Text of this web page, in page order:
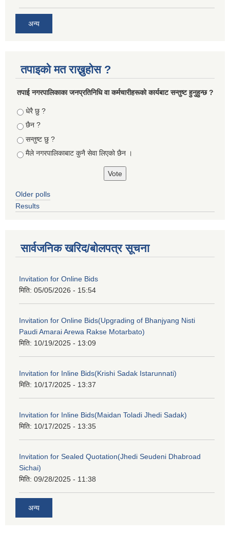
अन्य
तपाइको मत राख्नुहोस ?
तपा‌ई नगरपालिकाका जनप्रतिनिधि वा कर्मचारीहरूकाे कार्यबाट सन्तुष्ट हुनुहुन्छ ?
Choices
धेरै छु ?
छैन ?
सन्तुष्ट छु ?
मैले नगरपालिकाबाट कुनै सेवा लिएकाे छैन ।
Older polls
Results
सार्वजनिक खरिद/बोलपत्र सूचना
Invitation for Online Bids
मिति: 05/05/2026 - 15:54
Invitation for Online Bids(Upgrading of Bhanjyang Nisti
Paudi Amarai Arewa Rakse Motarbato)
मिति: 10/19/2025 - 13:09
Invitation for Inline Bids(Krishi Sadak Istarunnati)
मिति: 10/17/2025 - 13:37
Invitation for Inline Bids(Maidan Toladi Jhedi Sadak)
मिति: 10/17/2025 - 13:35
Invitation for Sealed Quotation(Jhedi Seudeni Dhabroad
Sichai)
मिति: 09/28/2025 - 11:38
अन्य